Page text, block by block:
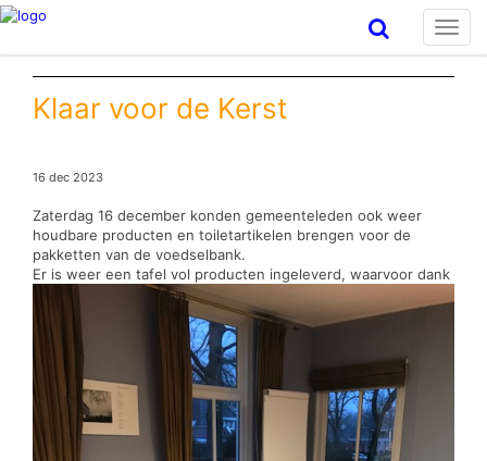
Klaar voor de Kerst
16 dec 2023
Zaterdag 16 december konden gemeenteleden ook weer
houdbare producten en toiletartikelen brengen voor de
pakketten van de voedselbank.
Er is weer een tafel vol producten ingeleverd, waarvoor dank